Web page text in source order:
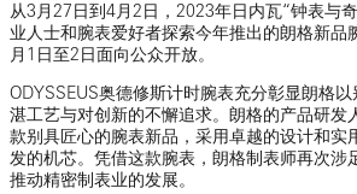
从3月27日到4月2日，2023年日内瓦“钟表与
业人士和腕表爱好者探索今年推出的朗格新品
月1日至2日面向公众开放。
ODYSSEUS奥德修斯计时腕表充分彰显朗格
湛工艺与对创新的不懈追求。朗格的产品研发
款别具匠心的腕表新品，采用卓越的设计和实
发的机芯。凭借这款腕表，朗格制表师再次涉
推动精密制表业的发展。